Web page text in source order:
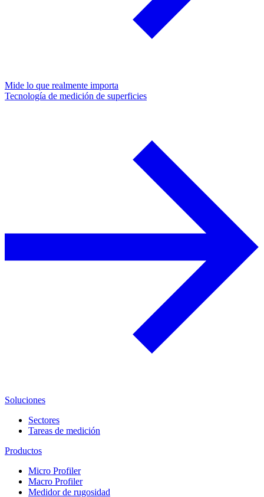
Mide lo que realmente importa
Tecnología de medición de superficies
Soluciones
Sectores
Tareas de medición
Productos
Micro Profiler
Macro Profiler
Medidor de rugosidad